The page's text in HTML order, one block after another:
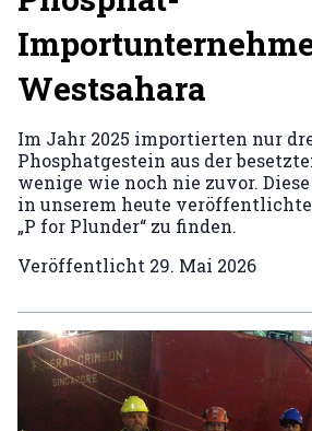
Westsahara
Im Jahr 2025 importierten nur
Phosphatgestein aus der
wenige wie noch nie zuvor.
in unserem heute
„P for Plunder“ zu finden.
Veröffentlicht 29. Mai 2026